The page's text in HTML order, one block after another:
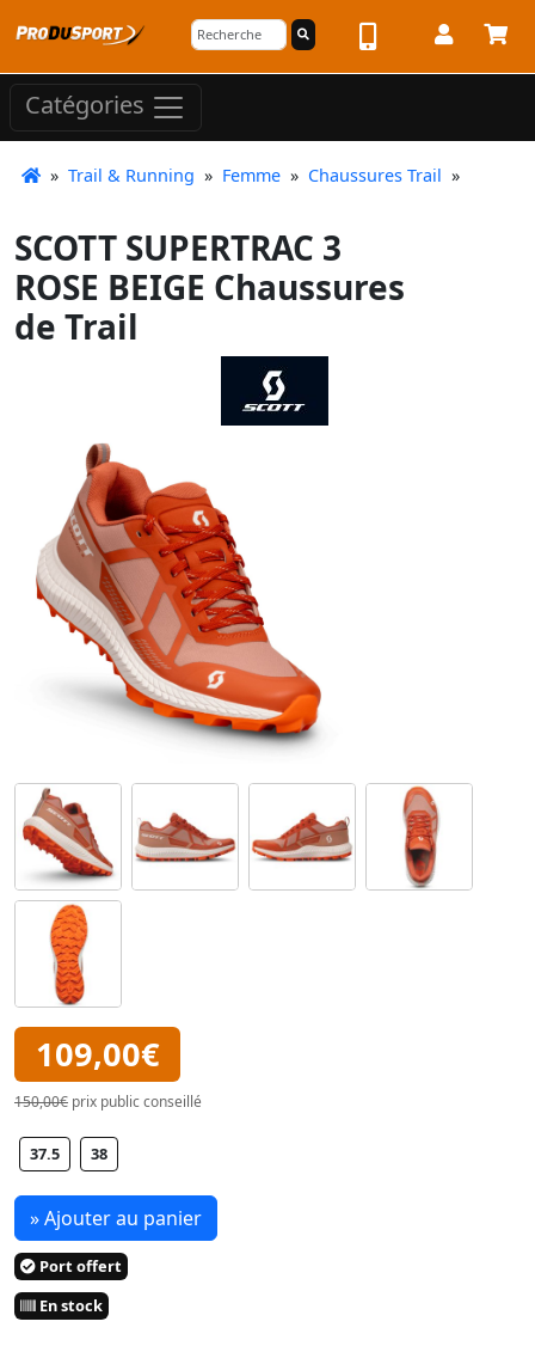
Catégories
» Trail & Running » Femme » Chaussures Trail »
SCOTT SUPERTRAC 3
ROSE BEIGE Chaussures
de Trail
109,00€
150,00€ prix public conseillé
37.5 38
» Ajouter au panier
Port offert
En stock